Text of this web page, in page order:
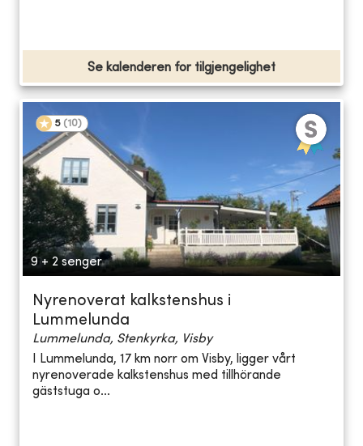
Se kalenderen for tilgjengelighet
5 (10)
9 + 2 senger
Nyrenoverat kalkstenshus i
Lummelunda
Lummelunda, Stenkyrka, Visby
I Lummelunda, 17 km norr om Visby, ligger vårt
nyrenoverade kalkstenshus med tillhörande
gäststuga o...